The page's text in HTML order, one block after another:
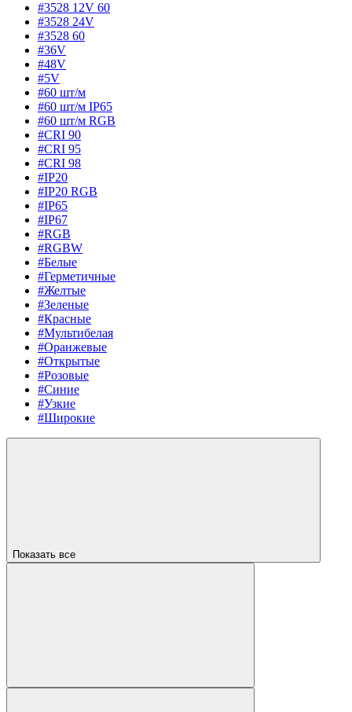
#3528 12V 60
#3528 24V
#3528 60
#36V
#48V
#5V
#60 шт/м
#60 шт/м IP65
#60 шт/м RGB
#CRI 90
#CRI 95
#CRI 98
#IP20
#IP20 RGB
#IP65
#IP67
#RGB
#RGBW
#Белые
#Герметичные
#Желтые
#Зеленые
#Красные
#Мультибелая
#Оранжевые
#Открытые
#Розовые
#Синие
#Узкие
#Широкие
Показать все